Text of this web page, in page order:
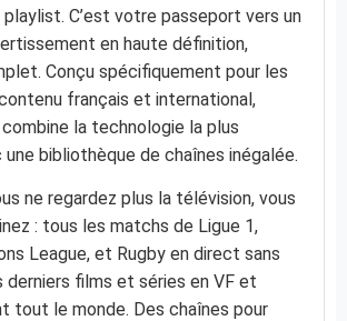
playlist. C’est votre passeport vers un
en haute définition,
Conçu spécifiquement pour les
français et international,
la technologie la plus
une bibliothèque de chaînes inégalée.
ne regardez plus la télévision, vous
: tous les matchs de Ligue 1,
League, et Rugby en direct sans
derniers films et séries en VF et
tout le monde. Des chaînes pour